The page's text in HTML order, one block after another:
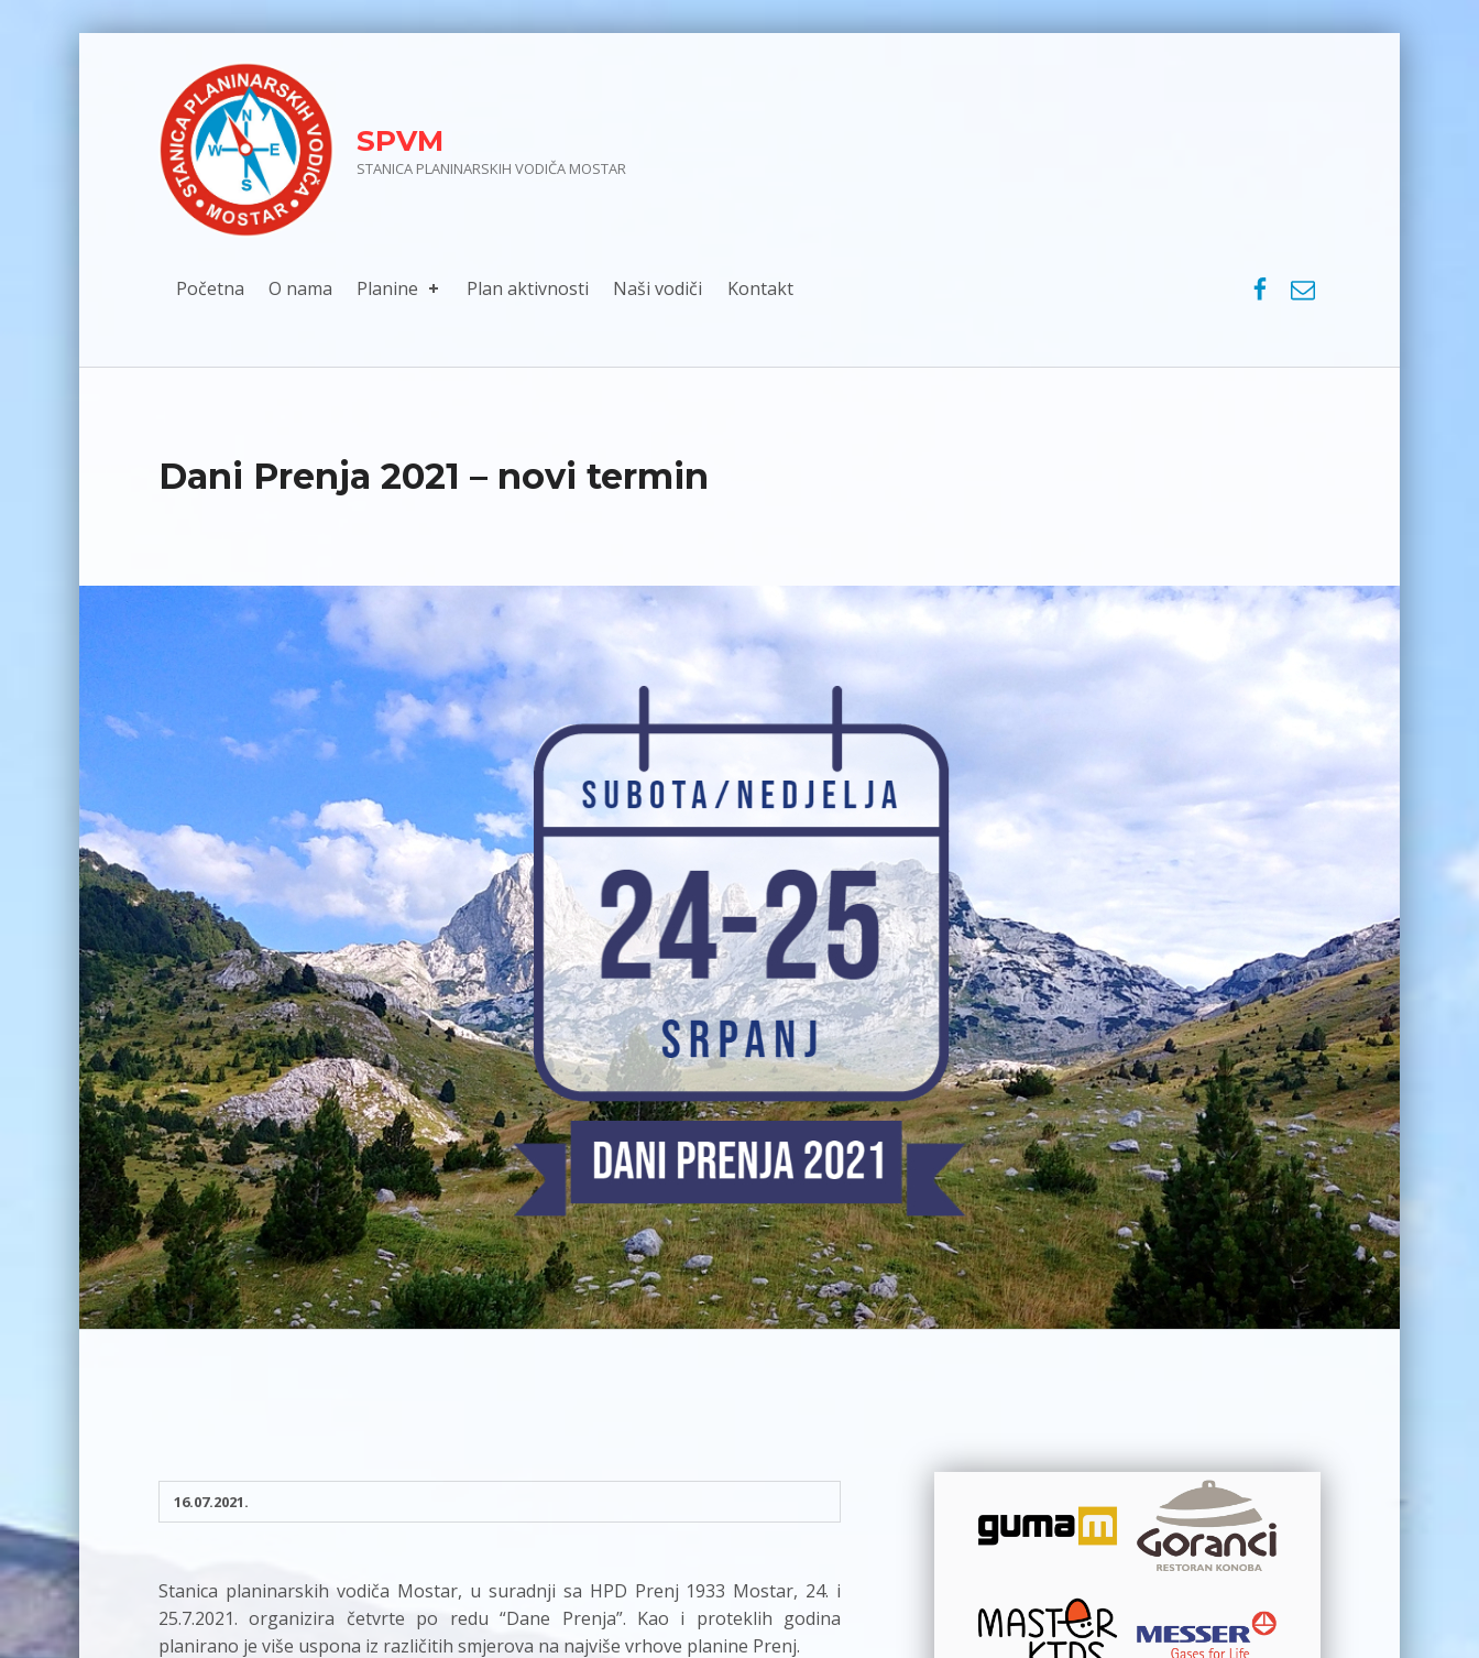
Skip to main navigation
Skip to main content
Skip to footer
SPVM
STANICA PLANINARSKIH VODIČA MOSTAR
Početna O nama Planine Plan aktivnosti Naši vodiči Kontakt
Dani Prenja 2021 – novi termin
16.07.2021.
Stanica planinarskih vodiča Mostar, u suradnji sa HPD Prenj 1933 Mostar, 24. i
25.7.2021. organizira četvrte po redu “Dane Prenja”. Kao i proteklih godina
planirano je više uspona iz različitih smjerova na najviše vrhove planine Prenj.